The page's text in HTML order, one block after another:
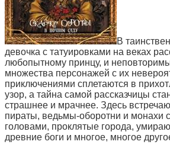
В
девочка с татуировками на веках
любопытному принцу, и
множества персонажей с их
приключениями сплетаются в
узор, а тайна самой рассказчицы
страшнее и мрачнее. Здесь
пираты, ведьмы-оборотни и монахи
головами, проклятые города,
древние боги и многое, многое